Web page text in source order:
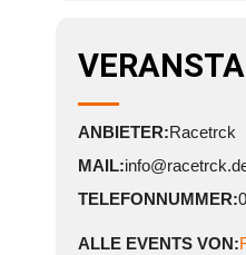
ANBIETER:Racetrck
MAIL:
TELEFONNUMMER:
ALLE EVENTS VON: